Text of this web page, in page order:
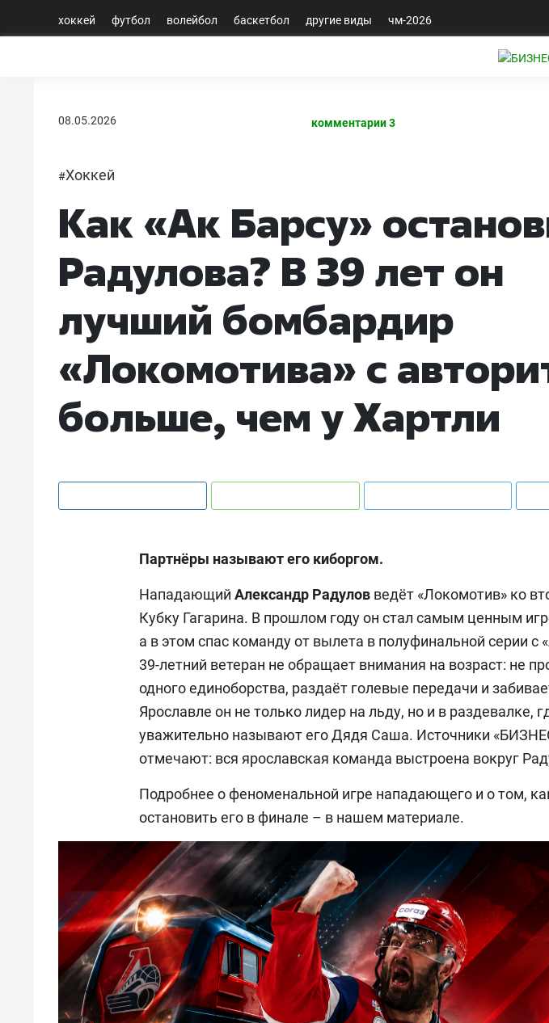
хоккей футбол волейбол баскетбол другие виды чм-2026
08.05.2026 комментарии 3
#Хоккей
Как «Ак Барсу»
Радулова? В 39 лет он
лучший бомбардир
«Локомотива» с
больше, чем у Хартли
Партнёры называют его киборгом.
Нападающий Александр Радулов ведёт «Локомотив» ко
Кубку Гагарина. В прошлом году он стал самым ценным
а в этом спас команду от вылета в полуфинальной серии с
39-летний ветеран не обращает внимания на возраст: не
одного единоборства, раздаёт голевые передачи и
Ярославле он не только лидер на льду, но и в раздевалке,
уважительно называют его Дядя Саша. Источники
отмечают: вся ярославская команда выстроена вокруг
Подробнее о феноменальной игре нападающего и о том,
остановить его в финале – в нашем материале.